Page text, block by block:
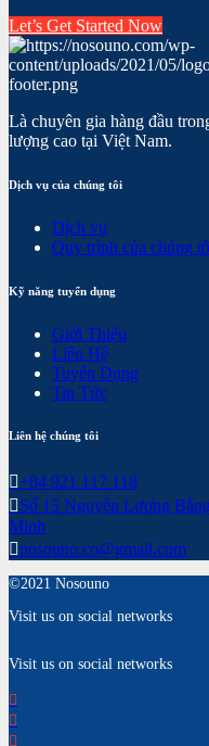
Let’s Get Started Now
Là chuyên gia hàng đầu
lượng cao tại Việt Nam.
Dịch vụ của chúng tôi
Dịch vụ
Quy trình của chúng
Kỹ năng tuyển dụng
Giới Thiệu
Liên Hệ
Tuyển Dụng
Tin Tức
Liên hệ chúng tôi
+84 921 117 118
Số 15 Nguyễn Lương
Minh
nosouno.co@gmail.com
©2021 Nosouno
Visit us on social networks
Visit us on social networks